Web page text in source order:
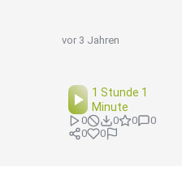
vor 3 Jahren
1 Stunde 1
Minute
0 0 0
0
0
0